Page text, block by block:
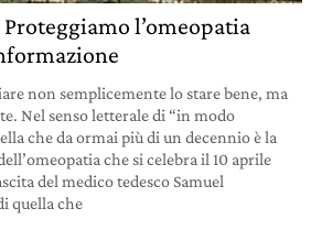
l’omeopatia
non semplicemente lo stare bene, ma
Nel senso letterale di “in modo
che da ormai più di un decennio è la
che si celebra il 10 aprile
del medico tedesco Samuel
quella che